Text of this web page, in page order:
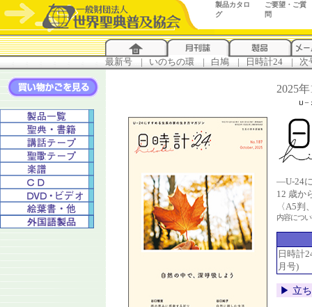
製品カタロ
グ
ご要望・ご質
問
最新号 | いのちの環 | 白鳩 | 日時計24 | 次
2025
―U-24
12 歳か
〈A5
内容につ
日時計
月号)
▶︎ 立ち